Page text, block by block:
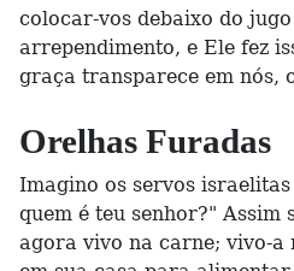
colocar-vos debaixo do
arrependimento, e Ele fez
graça transparece em nós,
Orelhas Furadas
Imagino os servos
quem é teu senhor?"
agora vivo na carne; vivo-a